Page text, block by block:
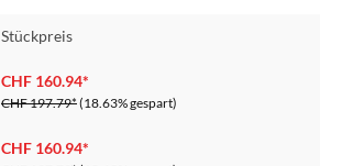
Stückpreis
CHF 160.94*
CHF 197.79*(18.63% gespart)
CHF 160.94*